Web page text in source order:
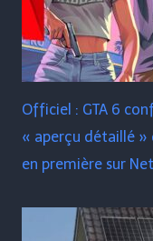
Officiel : GTA 6
« aperçu détaillé »
en première sur